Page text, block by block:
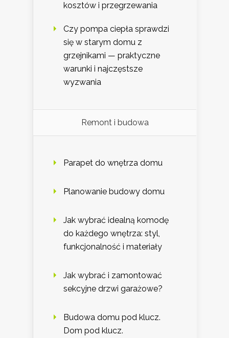
kosztów i przegrzewania
Czy pompa ciepła sprawdzi
się w starym domu z
grzejnikami — praktyczne
warunki i najczęstsze
wyzwania
Remont i budowa
Parapet do wnętrza domu
Planowanie budowy domu
Jak wybrać idealną komodę
do każdego wnętrza: styl,
funkcjonalność i materiały
Jak wybrać i zamontować
sekcyjne drzwi garażowe?
Budowa domu pod klucz.
Dom pod klucz.